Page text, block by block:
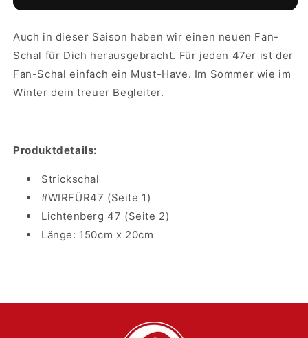
Auch in dieser Saison haben wir einen neuen Fan-
Schal für Dich herausgebracht. Für jeden 47er ist der
Fan-Schal einfach ein Must-Have. Im Sommer wie im
Winter dein treuer Begleiter.
Produktdetails:
Strickschal
#WIRFÜR47 (Seite 1)
Lichtenberg 47 (Seite 2)
Länge: 150cm x 20cm